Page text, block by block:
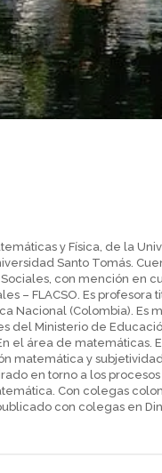
y Física, de la
Santo Tomás.
con mención en
– FLACSO. Es profesora
Nacional (Colombia). Es
del Ministerio de
el área de matemáticas.
matemática y
en torno a los
Con colegas
con colegas en